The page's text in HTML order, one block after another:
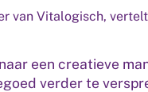
van Vitalogisch,
een creatieve
verder te